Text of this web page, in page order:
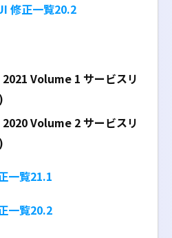
修正一覧20.2
Volume 1 サービスリ
Volume 2 サービスリ
一覧21.1
一覧20.2